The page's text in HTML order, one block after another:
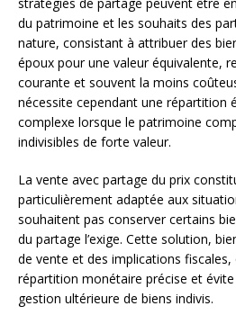
du patrimoine et les souhaits des
nature, consistant à attribuer des
époux pour une valeur équivalente,
courante et souvent la moins
nécessite cependant une répartition
complexe lorsque le patrimoine
indivisibles de forte valeur.
La vente avec partage du prix
particulièrement adaptée aux
souhaitent pas conserver certains
du partage l’exige. Cette solution,
de vente et des implications fiscales,
répartition monétaire précise et
gestion ultérieure de biens indivis.